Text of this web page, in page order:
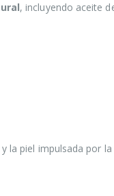
, incluyendo aceite
piel impulsada por